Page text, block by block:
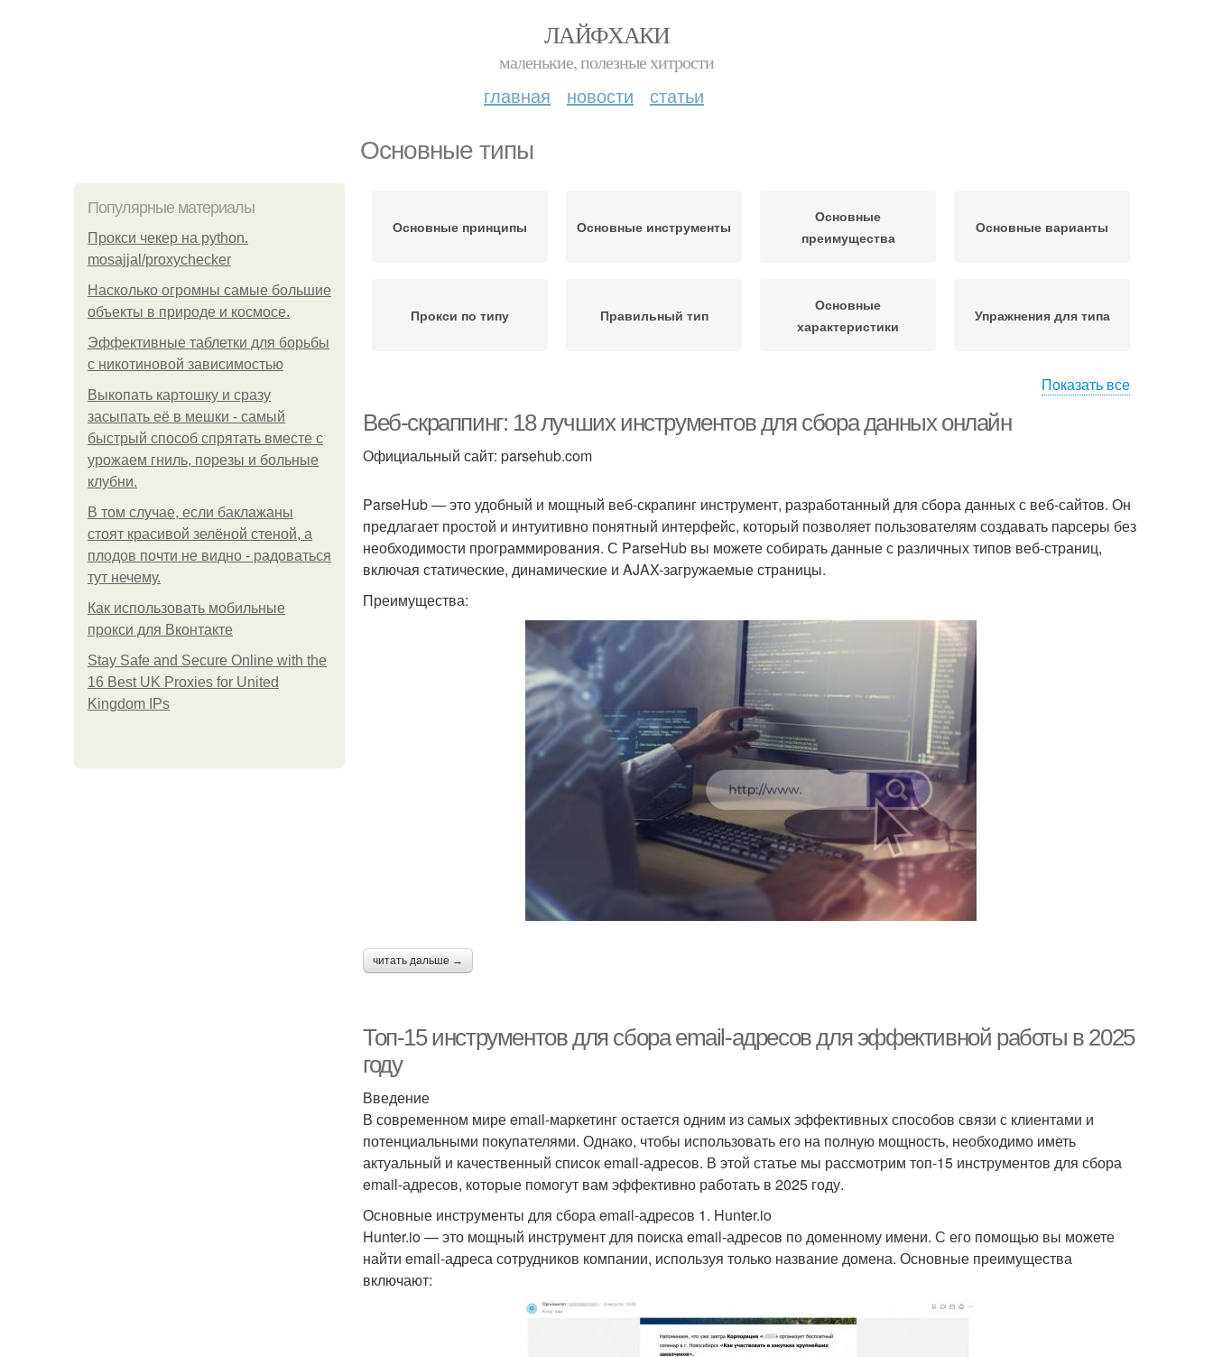
ЛАЙФХАКИ
маленькие, полезные хитрости
главная новости статьи
Основные типы
Популярные материалы
Прокси чекер на python.
mosajjal/proxychecker
Насколько огромны самые большие
объекты в природе и космосе.
Эффективные таблетки для борьбы
с никотиновой зависимостью
Выкопать картошку и сразу
засыпать её в мешки - самый
быстрый способ спрятать вместе с
урожаем гниль, порезы и больные
клубни.
В том случае, если баклажаны
стоят красивой зелёной стеной, а
плодов почти не видно - радоваться
тут нечему.
Как использовать мобильные
прокси для Вконтакте
Stay Safe and Secure Online with the
16 Best UK Proxies for United
Kingdom IPs
Основные принципы Основные инструменты
Основные
преимущества
Основные варианты
Прокси по типу Правильный тип
Основные
характеристики
Упражнения для типа
Основные ошибки Основные методы Основные проблемы
Основные недостатки
Показать все
Веб-скраппинг: 18 лучших инструментов для сбора данных онлайн
Официальный сайт: parsehub.com
ParseHub — это удобный и мощный веб-скрапинг инструмент, разработанный для сбора данных с веб-сайтов. Он
предлагает простой и интуитивно понятный интерфейс, который позволяет пользователям создавать парсеры без
необходимости программирования. С ParseHub вы можете собирать данные с различных типов веб-страниц,
включая статические, динамические и AJAX-загружаемые страницы.
Преимущества:
читать дальше →
Топ-15 инструментов для сбора email-адресов для эффективной работы в 2025
году
Введение
В современном мире email-маркетинг остается одним из самых эффективных способов связи с клиентами и
потенциальными покупателями. Однако, чтобы использовать его на полную мощность, необходимо иметь
актуальный и качественный список email-адресов. В этой статье мы рассмотрим топ-15 инструментов для сбора
email-адресов, которые помогут вам эффективно работать в 2025 году.
Основные инструменты для сбора email-адресов 1. Hunter.io
Hunter.io — это мощный инструмент для поиска email-адресов по доменному имени. С его помощью вы можете
найти email-адреса сотрудников компании, используя только название домена. Основные преимущества
включают: